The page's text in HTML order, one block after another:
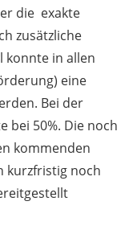
die exakte
zusätzliche
konnte in allen
eine
Bei der
bei 50%. Die noch
kommenden
kurzfristig noch